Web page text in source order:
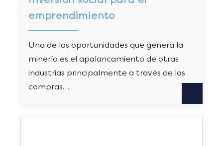
emprendimiento
Una de las oportunidades que genera la
minería es el apalancamiento de otras
industrias principalmente a través de las
compras…